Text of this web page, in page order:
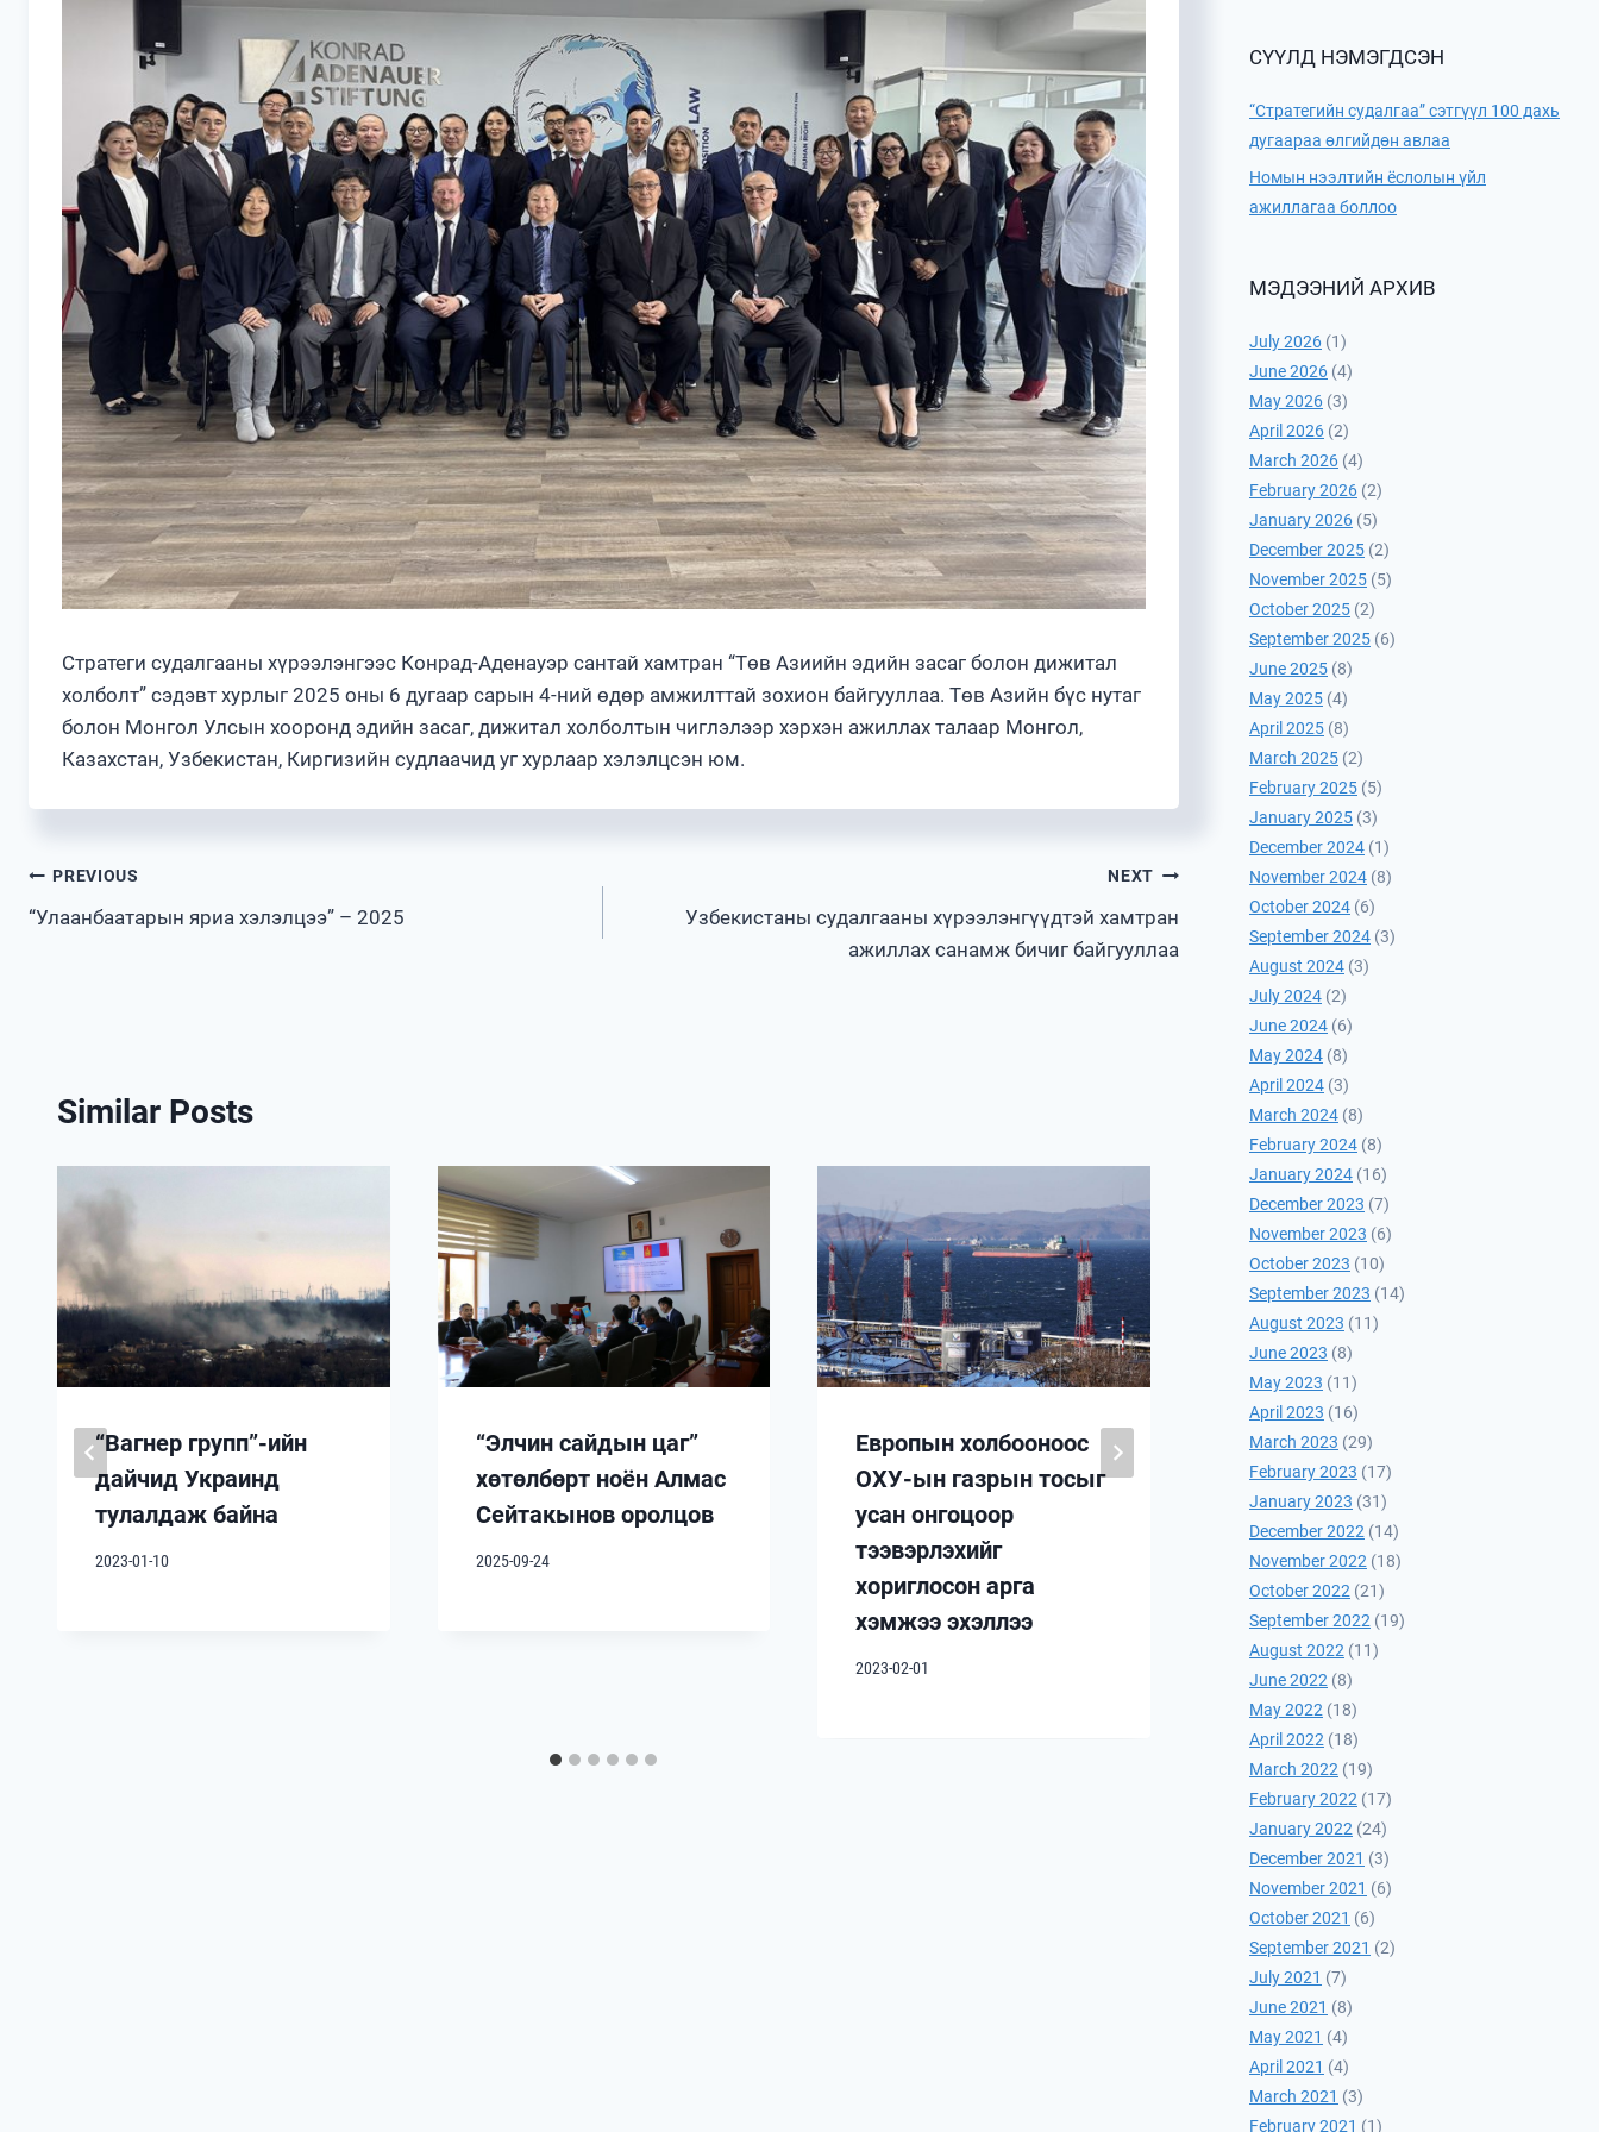
Стратеги судалгааны хүрээлэнгээс Конрад-Аденауэр сантай хамтран “Төв Азиийн эдийн засаг болон дижитал
холболт” сэдэвт хурлыг 2025 оны 6 дугаар сарын 4-ний өдөр амжилттай зохион байгууллаа. Төв Азийн бүс нутаг
болон Монгол Улсын хооронд эдийн засаг, дижитал холболтын чиглэлээр хэрхэн ажиллах талаар Монгол,
Казахстан, Узбекистан, Киргизийн судлаачид уг хурлаар хэлэлцсэн юм.
Post
navigation
PREVIOUS
“Улаанбаатарын яриа хэлэлцээ” – 2025
NEXT
Узбекистаны судалгааны хүрээлэнгүүдтэй хамтран
ажиллах санамж бичиг байгууллаа
Similar Posts
“Вагнер групп”-ийн
дайчид Украинд
тулалдаж байна
2023-01-10
“Элчин сайдын цаг”
хөтөлбөрт ноён Алмас
Сейтакынов оролцов
2025-09-24
Европын холбооноос
ОХУ-ын газрын тосыг
усан онгоцоор
тээвэрлэхийг
хориглосон арга
хэмжээ эхэллээ
2023-02-01
АНУ-ЫН ТЭНГИСИЙН
ЦЭРГИЙН АХИСАН
ТҮВШНИЙ
СУРГУУЛЬТАЙ
ЦАХИМ УУЛЗАЛТ
ХИЙВ
СҮҮЛД НЭМЭГДСЭН
“Стратегийн судалгаа” сэтгүүл 100 дахь
дугаараа өлгийдөн авлаа
Номын нээлтийн ёслолын үйл
ажиллагаа боллоо
МЭДЭЭНИЙ АРХИВ
July 2026 (1)
June 2026 (4)
May 2026 (3)
April 2026 (2)
March 2026 (4)
February 2026 (2)
January 2026 (5)
December 2025 (2)
November 2025 (5)
October 2025 (2)
September 2025 (6)
June 2025 (8)
May 2025 (4)
April 2025 (8)
March 2025 (2)
February 2025 (5)
January 2025 (3)
December 2024 (1)
November 2024 (8)
October 2024 (6)
September 2024 (3)
August 2024 (3)
July 2024 (2)
June 2024 (6)
May 2024 (8)
April 2024 (3)
March 2024 (8)
February 2024 (8)
January 2024 (16)
December 2023 (7)
November 2023 (6)
October 2023 (10)
September 2023 (14)
August 2023 (11)
June 2023 (8)
May 2023 (11)
April 2023 (16)
March 2023 (29)
February 2023 (17)
January 2023 (31)
December 2022 (14)
November 2022 (18)
October 2022 (21)
September 2022 (19)
August 2022 (11)
June 2022 (8)
May 2022 (18)
April 2022 (18)
March 2022 (19)
February 2022 (17)
January 2022 (24)
December 2021 (3)
November 2021 (6)
October 2021 (6)
September 2021 (2)
July 2021 (7)
June 2021 (8)
May 2021 (4)
April 2021 (4)
March 2021 (3)
February 2021 (1)